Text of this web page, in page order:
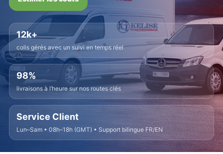
12k+
colis gérés avec un suivi en temps réel
98%
livraisons à l’heure sur nos routes clés
Service Client
Lun–Sam • 08h–18h (GMT) • Support bilingue FR/EN